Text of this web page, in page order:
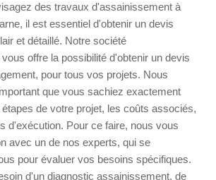
des travaux d'assainissement à
il est essentiel d'obtenir un devis
et détaillé. Notre société
offre la possibilité d'obtenir un devis
pour tous vos projets. Nous
que vous sachiez exactement
de votre projet, les coûts associés,
d'exécution. Pour ce faire, nous vous
avec un de nos experts, qui se
pour évaluer vos besoins spécifiques.
d'un diagnostic assainissement, de